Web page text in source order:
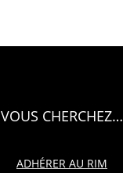
VOUS CHERCHEZ…
ADHÉRER AU RIM